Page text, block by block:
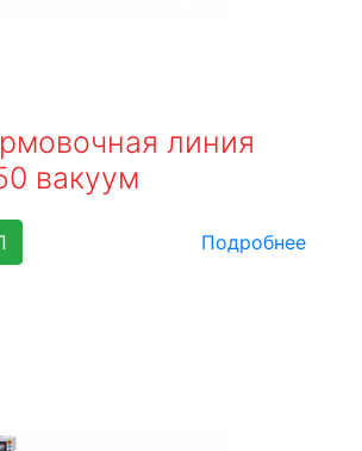
линия
вакуум
Подробнее